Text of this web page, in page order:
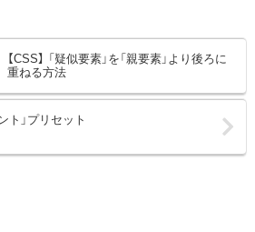
【CSS】 「疑似要素」を「親要素」より後ろに
重ねる方法
ト」プリセット